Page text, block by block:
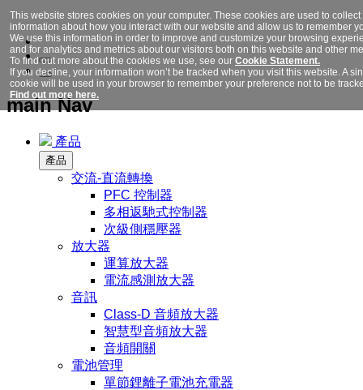
main Nav
產品
產品
交流-直流轉換
PFC 控制器
多相返馳式控制器
次級側穩壓器
放大器
運算放大器
電流感測放大器
音訊
Class-D 音頻放大器
智慧型音頻放大器
音頻開關
電池管理
單節鋰離子電池充電器
This website stores cookies on your computer. These cookies are used to collect
information about how you interact with our website and allow us to remember
We use this information in order to improve and customize your browsing
and for analytics and metrics about our visitors both on this website and other
To find out more about the cookies we use, see our Cookie Statement.
If you decline, your information won’t be tracked when you visit this website. A
cookie will be used in your browser to remember your preference not to be
Find out more here.